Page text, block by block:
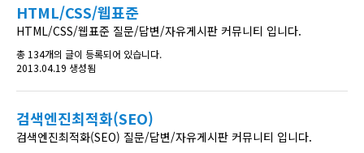
HTML/CSS/웹표준
HTML/CSS/웹표준 질문/답변/자유게시판 커뮤니티 입니다.
총 134개의 글이 등록되어 있습니다.
2013.04.19 생성됨
검색엔진최적화(SEO)
검색엔진최적화(SEO) 질문/답변/자유게시판 커뮤니티 입니다.